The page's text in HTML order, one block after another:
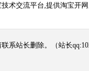
术交流平台,提供淘宝开
系站长删除。（站长